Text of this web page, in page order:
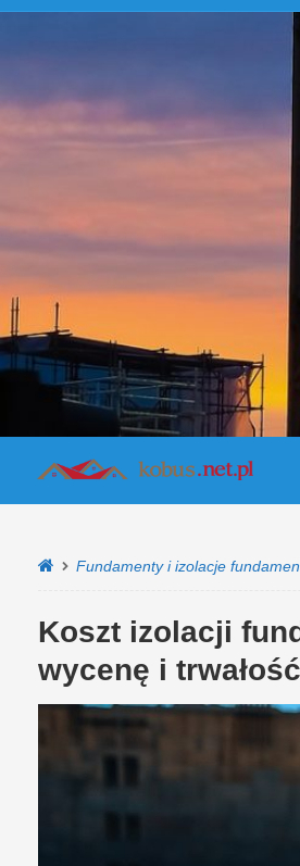
Fundamenty i izolacje
Koszt izolacji
wycenę i